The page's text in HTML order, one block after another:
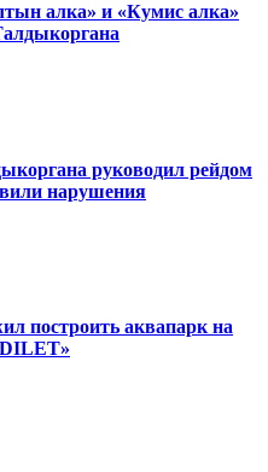
алка» и «Кумис алка»
руководил рейдом
нарушения
построить аквапарк на